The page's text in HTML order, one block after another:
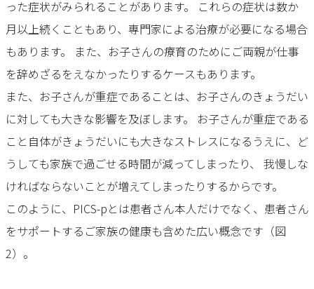
った症状がみられることがあります。 これらの症状は数か
月以上続くこともあり、専門家による治療が必要になる場合
もあります。 また、お子さんの療育のためにご両親が仕事
を辞めざるをえなかったりするケースもあります。
また、お子さんが重症であることは、お子さんのきょうだい
に対しても大きな影響を及ぼします。 お子さんが重症である
こと自体がきょうだいにも大きなストレスになるうえに、ど
うしても家族で過ごせる時間が減ってしまったり、 我慢しな
ければならないことが増えてしまったりするからです。
このように、PICS-pとは患者さん本人だけでなく、患者さん
をサポートするご家族の健康も含めた広い概念です（図
2）。